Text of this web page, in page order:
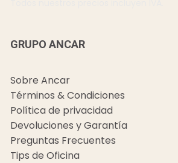
GRUPO ANCAR
Sobre Ancar
Términos & Condiciones
Política de privacidad
Devoluciones y Garantía
Preguntas Frecuentes
Tips de Oficina